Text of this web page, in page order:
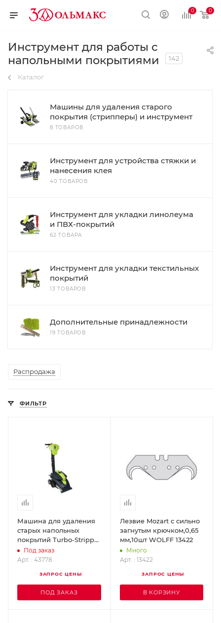
0 0
Инструмент для работы с
напольными покрытиями
142
Каталог
Машины для удаления старого
покрытия (стрипперы) и инструмент
8 ТОВАРОВ
Инструмент для устройства стяжки и
нанесения клея
40 ТОВАРОВ
Инструмент для укладки линолеума
и ПВХ-покрытий
62 ТОВАРА
Инструмент для укладки текстильных
покрытий
13 ТОВАРОВ
Дополнительные принадлежности
19 ТОВАРОВ
Распродажа
ФИЛЬТР
Машина для удаления
старых напольных
покрытий Turbo-Stripper
WOLFF 43778
Под заказ
Арт. : 43778
ЗАПРОС ЦЕНЫ
ПОД ЗАКАЗ
Лезвие Mozart с сильно
загнутым крючком,0,65
мм,10шт WOLFF 13422
Много
Арт. : 13422
ЗАПРОС ЦЕНЫ
В КОРЗИНУ